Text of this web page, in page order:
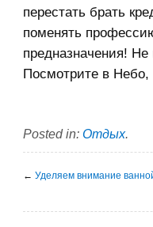
перестать брать
поменять
предназначения!
Посмотрите в
Posted in: Отдых.
← Уделяем внимание